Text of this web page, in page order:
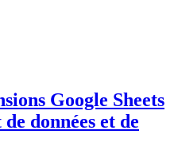
Google Sheets
données et de